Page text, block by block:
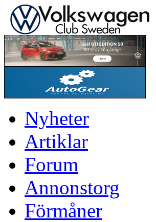
Nyheter
Artiklar
Forum
Annonstorg
Förmåner